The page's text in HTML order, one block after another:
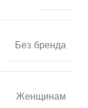
Без бренда
Женщинам